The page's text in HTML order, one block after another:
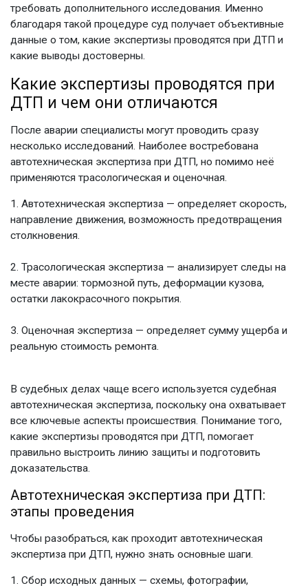
требовать дополнительного исследования. Именно
благодаря такой процедуре суд получает объективные
данные о том, какие экспертизы проводятся при ДТП и
какие выводы достоверны.
Какие экспертизы проводятся при
ДТП и чем они отличаются
После аварии специалисты могут проводить сразу
несколько исследований. Наиболее востребована
автотехническая экспертиза при ДТП, но помимо неё
применяются трасологическая и оценочная.
Автотехническая экспертиза — определяет скорость,
направление движения, возможность предотвращения
столкновения.
Трасологическая экспертиза — анализирует следы на
месте аварии: тормозной путь, деформации кузова,
остатки лакокрасочного покрытия.
Оценочная экспертиза — определяет сумму ущерба и
реальную стоимость ремонта.
В судебных делах чаще всего используется судебная
автотехническая экспертиза, поскольку она охватывает
все ключевые аспекты происшествия. Понимание того,
какие экспертизы проводятся при ДТП, помогает
правильно выстроить линию защиты и подготовить
доказательства.
Автотехническая экспертиза при ДТП:
этапы проведения
Чтобы разобраться, как проходит автотехническая
экспертиза при ДТП, нужно знать основные шаги.
Сбор исходных данных — схемы, фотографии,